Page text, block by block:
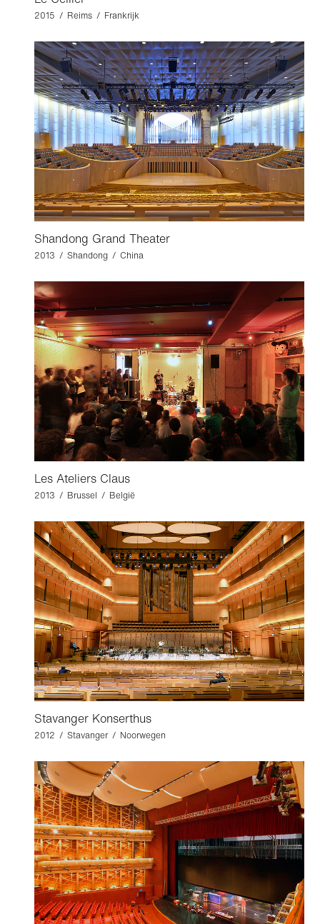
2015 / Reims / Frankrijk
Shandong Grand Theater
2013 / Shandong / China
Les Ateliers Claus
2013 / Brussel / België
Stavanger Konserthus
2012 / Stavanger / Noorwegen